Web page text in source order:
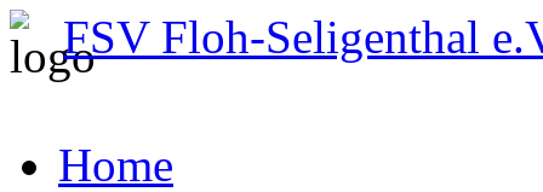
FSV Floh-Seligenthal
Home